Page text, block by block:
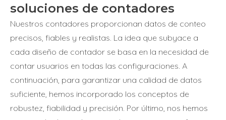
soluciones de contadores
Nuestros contadores proporcionan datos de conteo
precisos, fiables y realistas. La idea que subyace a
cada diseño de contador se basa en la necesidad de
contar usuarios en todas las configuraciones. A
continuación, para garantizar una calidad de datos
suficiente, hemos incorporado los conceptos de
robustez, fiabilidad y precisión. Por último, nos hemos